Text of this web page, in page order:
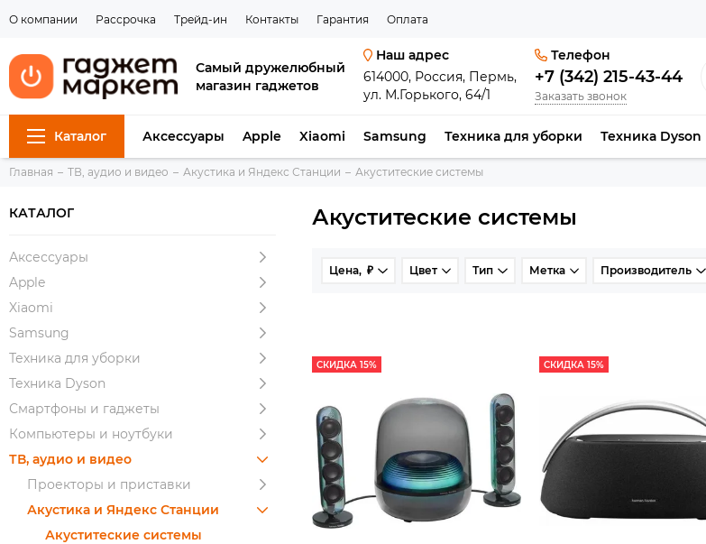
О компании Рассрочка Трейд-ин Контакты Гарантия Оплата
Самый дружелюбный
магазин гаджетов
Наш адрес
614000, Россия, Пермь,
ул. М.Горького, 64/1
Телефон
+7 (342) 215-43-44
Заказать звонок
Каталог Аксессуары Apple Xiaomi Samsung Техника для уборки Техника Dyson
Главная ТВ, аудио и видео Акустика и Яндекс Станции Акуститеские системы
КАТАЛОГ
Аксессуары
Apple
Xiaomi
Samsung
Техника для уборки
Техника Dyson
Смартфоны и гаджеты
Компьютеры и ноутбуки
ТВ, аудио и видео
Проекторы и приставки
Акустика и Яндекс Станции
Акуститеские системы
Акуститеские системы
Цена, ₽ Цвет Тип Метка Производитель
СКИДКА 15% СКИДКА 15%